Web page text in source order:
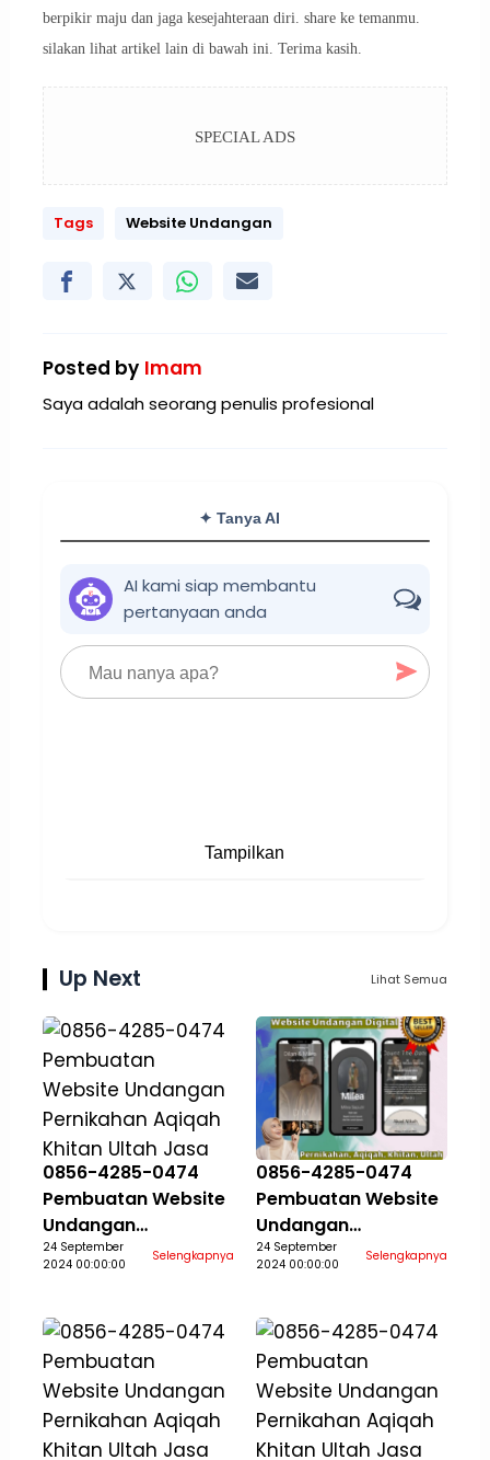
berpikir maju dan jaga kesejahteraan diri. share ke temanmu.
silakan lihat artikel lain di bawah ini. Terima kasih.
SPECIAL ADS
Tags Website Undangan
Posted by Imam
Saya adalah seorang penulis profesional
✦ Tanya AI
AI kami siap membantu
pertanyaan anda
Tampilkan
Up Next Lihat Semua
0856-4285-0474
Pembuatan Website
Undangan
Pernikahan Aqiqah
24 September
2024 00:00:00
Selengkapnya
0856-4285-0474
Pembuatan Website
Undangan
Pernikahan Aqiqah
24 September
2024 00:00:00
Selengkapnya